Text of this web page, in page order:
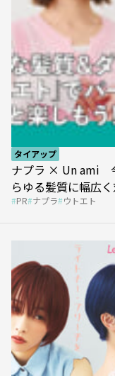
タイアップ
ナプラ × Un ami
らゆる髪質に幅広
et』
PR ナプラ ウトエト